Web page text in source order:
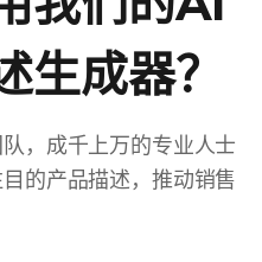
生成器？
，成千上万的专业人士
的产品描述，推动销售